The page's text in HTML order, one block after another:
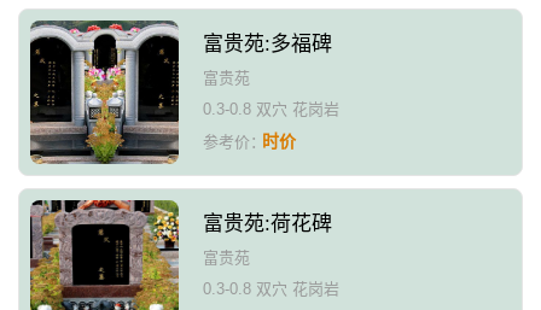
富贵苑:多福碑
富贵苑
0.3-0.8 双穴 花岗岩
参考价：时价
富贵苑:荷花碑
富贵苑
0.3-0.8 双穴 花岗岩